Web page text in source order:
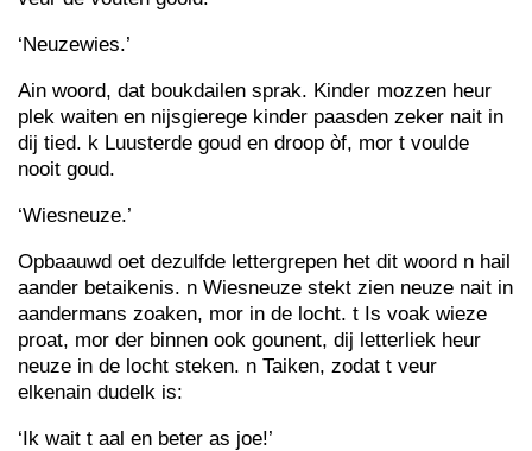
‘Neuzewies.’
Ain woord, dat boukdailen sprak. Kinder mozzen heur
plek waiten en nijsgierege kinder paasden zeker nait in
dij tied. k Luusterde goud en droop òf, mor t voulde
nooit goud.
‘Wiesneuze.’
Opbaauwd oet dezulfde lettergrepen het dit woord n hail
aander betaikenis. n Wiesneuze stekt zien neuze nait in
aandermans zoaken, mor in de locht. t Is voak wieze
proat, mor der binnen ook gounent, dij letterliek heur
neuze in de locht steken. n Taiken, zodat t veur
elkenain dudelk is:
‘Ik wait t aal en beter as joe!’